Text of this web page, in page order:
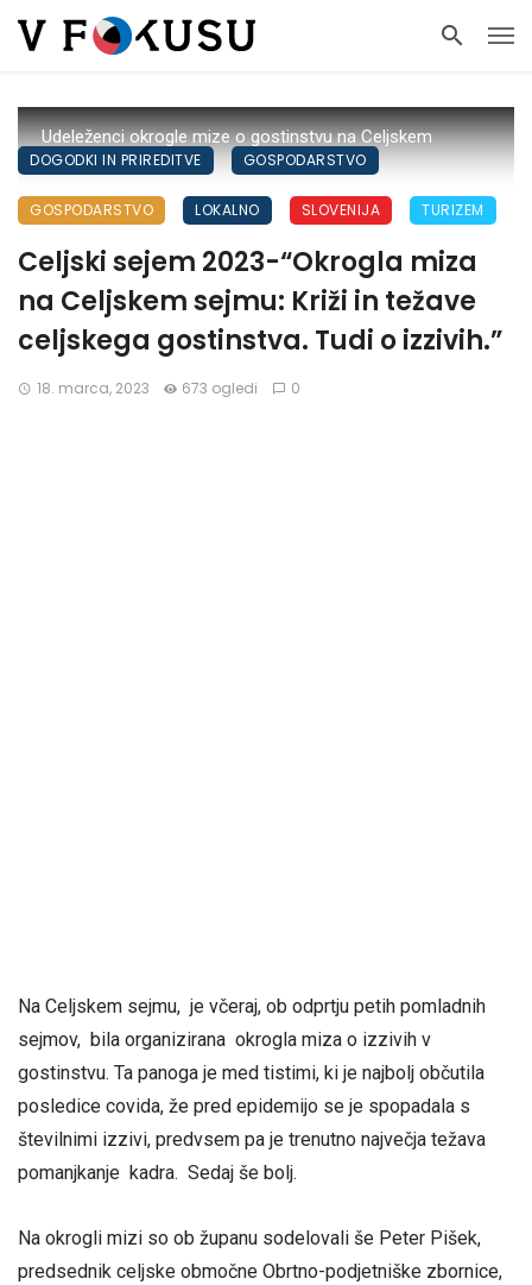
Udeleženci okrogle mize o gostinstvu na Celjskem
sejmu(foto: Tegov)
DOGODKI IN PRIREDITVE GOSPODARSTVO
GOSPODARSTVO LOKALNO SLOVENIJA TURIZEM
Celjski sejem 2023-“Okrogla miza
na Celjskem sejmu: Križi in težave
celjskega gostinstva. Tudi o izzivih.”
18. marca, 2023 673 ogledi 0
Na Celjskem sejmu, je včeraj, ob odprtju petih pomladnih
sejmov, bila organizirana okrogla miza o izzivih v
gostinstvu. Ta panoga je med tistimi, ki je najbolj občutila
posledice covida, že pred epidemijo se je spopadala s
številnimi izzivi, predvsem pa je trenutno največja težava
pomanjkanje kadra. Sedaj še bolj.
Na okrogli mizi so ob županu sodelovali še Peter Pišek,
predsednik celjske območne Obrtno-podjetniške zbornice,